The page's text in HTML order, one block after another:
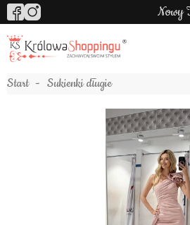
Start Sukienki długie